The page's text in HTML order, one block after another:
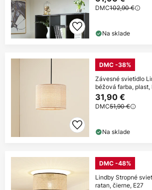
DMC102,90 €
Na sklade
DMC -38%
Závesné svietidlo
béžová farba, plast,
31,90 €
DMC51,90 €
Na sklade
DMC -48%
Lindby Stropné
ratan, čierne, E27